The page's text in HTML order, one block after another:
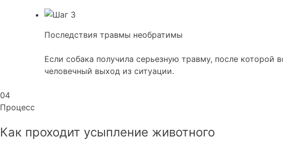
Последствия травмы необратимы
Если собака получила серьезную травму, после
человечный выход из ситуации.
04
Процесс
Как проходит усыпление животного